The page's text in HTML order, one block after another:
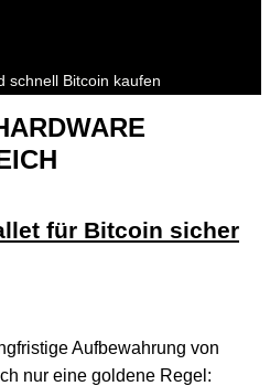
schnell Bitcoin kaufen
für Bitcoin sicher
Aufbewahrung von
nur eine goldene Regel: